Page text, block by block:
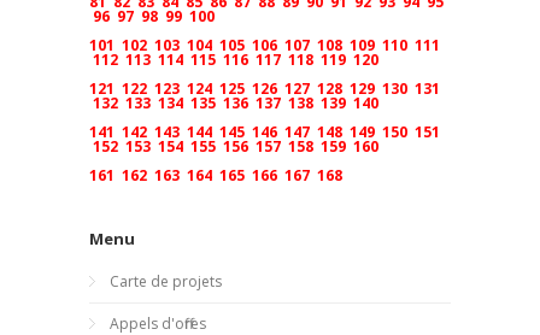
96 97 98 99 100
101 102 103 104 105 106 107 108 109 110 111
112 113 114 115 116 117 118 119 120
121 122 123 124 125 126 127 128 129 130 131
132 133 134 135 136 137 138 139 140
141 142 143 144 145 146 147 148 149 150 151
152 153 154 155 156 157 158 159 160
161 162 163 164 165 166 167 168
Menu
Carte de projets
Appels d'offres